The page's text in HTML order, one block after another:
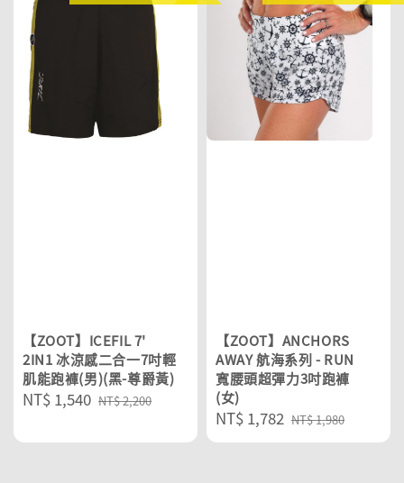
【ZOOT】ICEFIL 7'
2IN1 冰涼感二合一7吋輕
肌能跑褲(男)(黑-尊爵黃)
Sale
NT$ 1,540 Regular
NT$ 2,200
【ZOOT】ANCHORS
AWAY 航海系列 - RUN
寬腰頭超彈力3吋跑褲
(女)
Sale
price
NT$ 1,782 Regular
price
NT$ 1,980